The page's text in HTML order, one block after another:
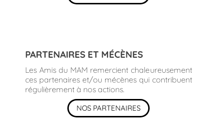
PARTENAIRES ET MÉCÈNES
Les Amis du MAM remercient chaleureusement
ces partenaires et/ou mécènes qui contribuent
régulièrement à nos actions.
NOS PARTENAIRES